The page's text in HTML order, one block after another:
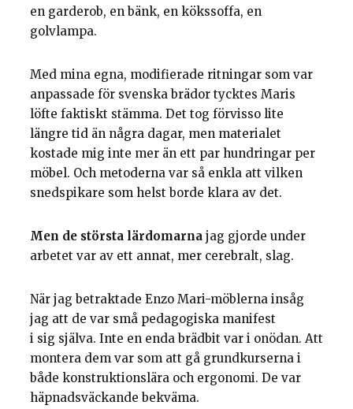
en garderob, en bänk, en kökssoffa, en
golvlampa.
Med mina egna, modifierade ritningar som var
anpassade för svenska brädor tycktes Maris
löfte faktiskt stämma. Det tog förvisso lite
längre tid än några dagar, men materialet
kostade mig inte mer än ett par hundringar per
möbel. Och metoderna var så enkla att vilken
snedspikare som helst borde klara av det.
Men de största lärdomarna jag gjorde under
arbetet var av ett annat, mer cerebralt, slag.
När jag betraktade Enzo Mari-möblerna insåg
jag att de var små pedagogiska manifest
i sig själva. Inte en enda brädbit var i onödan. Att
montera dem var som att gå grundkurserna i
både konstruktionslära och ergonomi. De var
häpnadsväckande bekväma.